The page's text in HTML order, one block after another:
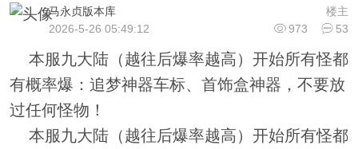
楼主
马永贞版本库
973
53
2026-5-26 05:49:12
本服九大陆（越往后爆率越高）开始所有怪都
有概率爆：追梦神器车标、首饰盒神器，不要放
过任何怪物！
本服九大陆（越往后爆率越高）开始所有怪都